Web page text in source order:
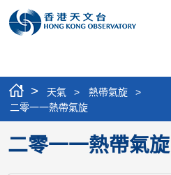
> 天氣 > 熱帶氣旋
>
二零一一熱帶氣旋
二零一一熱帶氣旋